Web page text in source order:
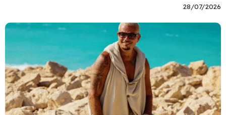
28/07/2026